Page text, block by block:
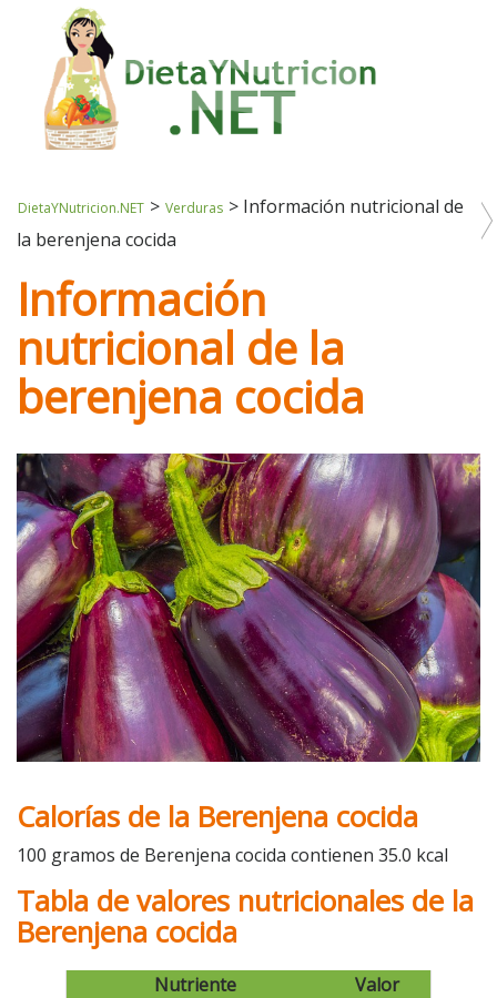
DietaYNutricion.NET > Verduras > Información nutricional de
la berenjena cocida
Información
nutricional de la
berenjena cocida
Calorías de la Berenjena cocida
100 gramos de Berenjena cocida contienen 35.0 kcal
Tabla de valores nutricionales de la
Berenjena cocida
Nutriente
Valor